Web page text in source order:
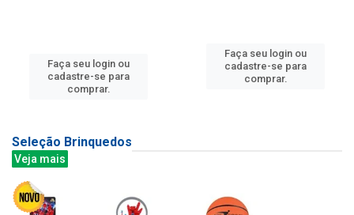
Faça seu login ou
cadastre-se para
comprar.
Faça seu login ou
cadastre-se para
comprar.
Seleção Brinquedos
Veja mais